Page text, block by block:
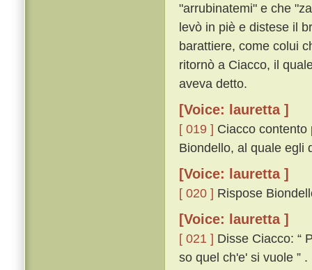
"arrubinatemi" e che
levò in piè e distese il
barattiere, come colui
ritornò a Ciacco, il
aveva detto.
[Voice: lauretta ]
[ 019 ] Ciacco
Biondello, al quale egli
[Voice: lauretta ]
[ 020 ] Rispose
[Voice: lauretta ]
[ 021 ] Disse Ciacco: “
so quel ch'e' si vuole ” .